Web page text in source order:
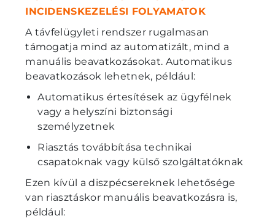
INCIDENSKEZELÉSI FOLYAMATOK
A távfelügyleti rendszer rugalmasan
támogatja mind az automatizált, mind a
manuális beavatkozásokat. Automatikus
beavatkozások lehetnek, például:
Automatikus értesítések az ügyfélnek
vagy a helyszíni biztonsági
személyzetnek
Riasztás továbbítása technikai
csapatoknak vagy külső szolgáltatóknak
Ezen kívül a diszpécsereknek lehetősége
van riasztáskor manuális beavatkozásra is,
például: